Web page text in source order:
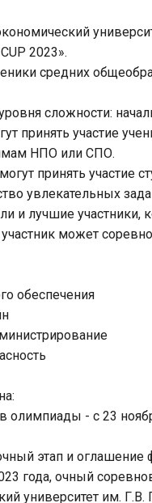
2023».
средних
сложности:
принять участие
НПО или СПО.
принять
увлекательных
и лучшие
может
обеспечения
олимпиады - с 23
этап и оглашение
года, очный
университет им.